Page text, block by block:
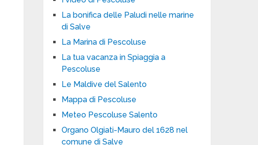
La bonifica delle Paludi nelle marine
di Salve
La Marina di Pescoluse
La tua vacanza in Spiaggia a
Pescoluse
Le Maldive del Salento
Mappa di Pescoluse
Meteo Pescoluse Salento
Organo Olgiati-Mauro del 1628 nel
comune di Salve